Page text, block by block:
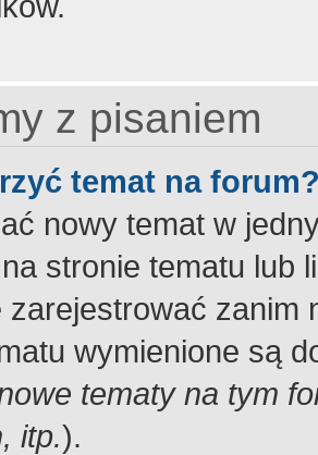
z pisaniem
temat na
nowy temat w
stronie tematu lub
zarejestrować
wymienione są
tematy na tym
itp.).